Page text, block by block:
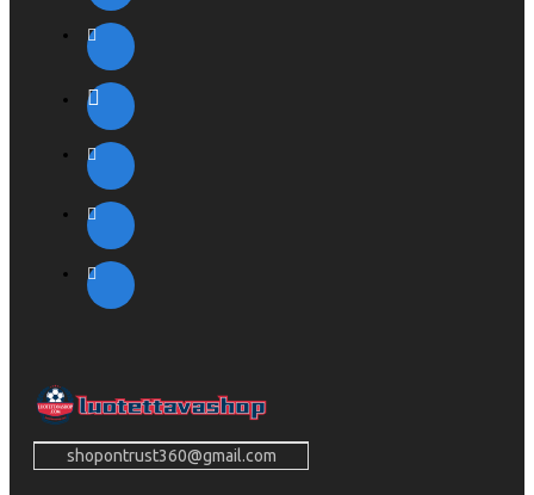
shopontrust360@gmail.com